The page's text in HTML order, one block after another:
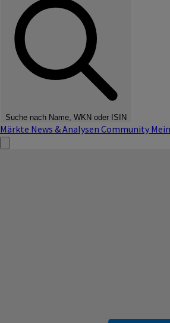
Suche nach Name, WKN oder ISIN
Märkte News & Analysen Community